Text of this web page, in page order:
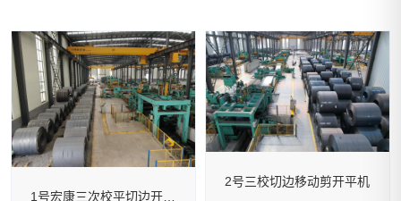
2号三校切边移动剪开平机